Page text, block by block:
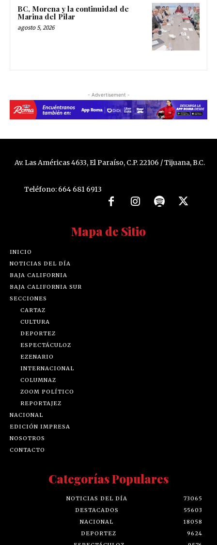
BC, Morena y la continuidad de
Marina del Pilar
agosto 5, 2026
- Advertisement -
Av. Las Américas 4633, El Paraíso, C.P. 22106 / Tijuana, B.C.
Teléfono: 664 681 6913
Mapa de Sitio
INICIO
NOTICIAS DEL DÍA
BAJA CALIFORNIA
BAJA CALIFORNIA SUR
SECCIONES
CARTAZ
CULTURA
DEPORTEZ
ESPECTÁCULOZ
EZENARIO
INTERNACIONAL
COLUMNAZ
ZOOM POLÍTICO
REPORTAJEZ
NACIONAL
EDICIÓN IMPRESA
NOSOTROS
CONTACTO
Categorías Populares
NOTICIAS DEL DÍA
73065
DESTACADOS
55603
NACIONAL
18058
DEPORTEZ
9624